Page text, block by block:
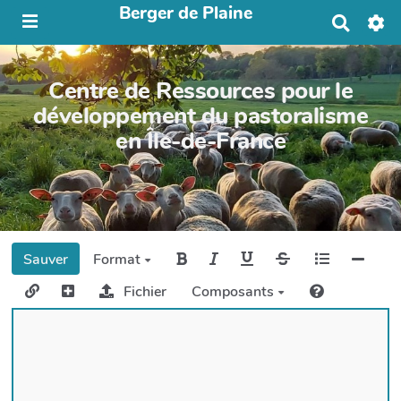
Berger de Plaine
h
e
r
c
h
e
r
Centre de Ressources pour le
développement du pastoralisme
en Île-de-France
Sauver
Format
Fichier
Composants